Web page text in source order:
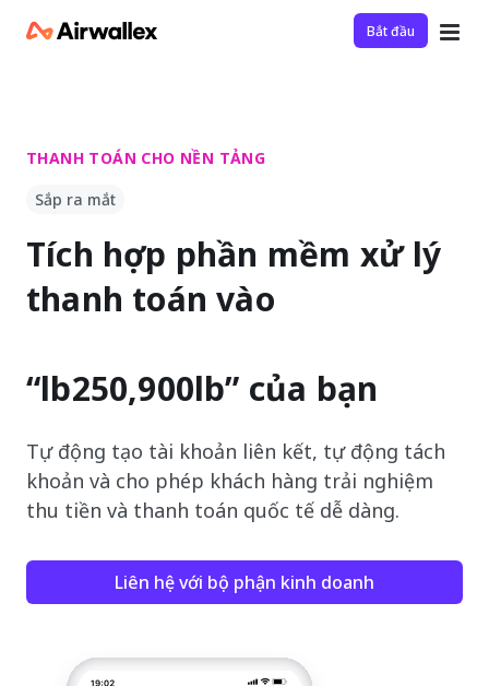
Bắt đầu
THANH TOÁN CHO NỀN TẢNG
Sắp ra mắt
Tích hợp phần mềm xử lý
thanh toán vào
sàn thương mại điện tử
sàn thương mại điện tử
“lb250,900lb” của bạn
Tự động tạo tài khoản liên kết, tự động tách
khoản và cho phép khách hàng trải nghiệm
thu tiền và thanh toán quốc tế dễ dàng.
Liên hệ với bộ phận kinh doanh